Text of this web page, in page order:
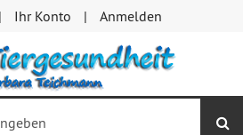
Ihr Konto Anmelden